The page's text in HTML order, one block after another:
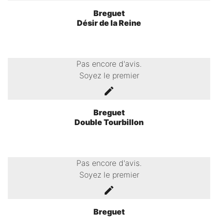
Breguet
Désir de la Reine
Pas encore d'avis.
Soyez le premier
Breguet
Double Tourbillon
Pas encore d'avis.
Soyez le premier
Breguet